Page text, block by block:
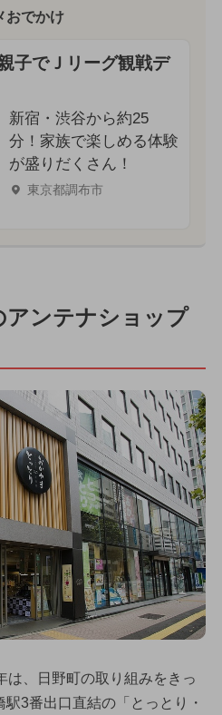
おでかけ
子でＪリーグ観戦デ
新宿・渋谷から約25
分！家族で楽しめる体験
が盛りだくさん！
東京都調布市
ンテナショップ
は、日野町の取り組みをきっ
3番出口直結の「とっとり・